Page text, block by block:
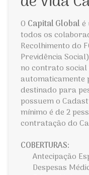
O Capital Globalé
todos os
Recolhimento do
Previdência
no contrato
automaticamente
destinado para
possuem o
mínimo é de 2
contratação do
COBERTURAS:
Antecipação
Despesas